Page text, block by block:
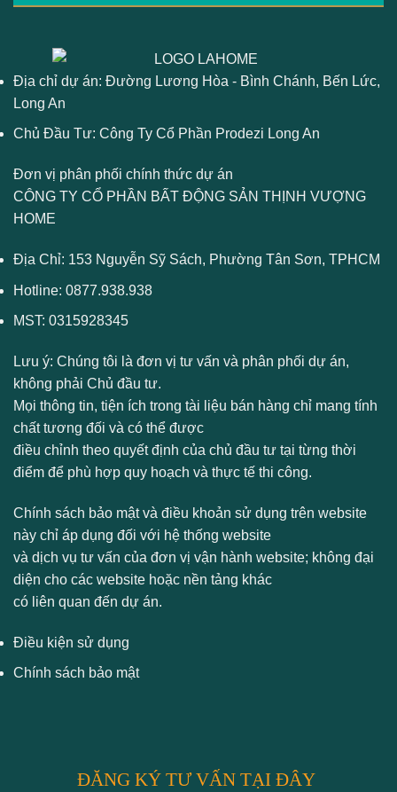
Địa chỉ dự án: Đường Lương Hòa - Bình Chánh, Bến Lức,
Long An
Chủ Đầu Tư: Công Ty Cổ Phần Prodezi Long An
Đơn vị phân phối chính thức dự án
CÔNG TY CỔ PHẦN BẤT ĐỘNG SẢN THỊNH VƯỢNG
HOME
Địa Chỉ: 153 Nguyễn Sỹ Sách, Phường Tân Sơn, TPHCM
Hotline: 0877.938.938
MST: 0315928345
Lưu ý: Chúng tôi là đơn vị tư vấn và phân phối dự án,
không phải Chủ đầu tư.
Mọi thông tin, tiện ích trong tài liệu bán hàng chỉ mang tính
chất tương đối và có thể được
điều chỉnh theo quyết định của chủ đầu tư tại từng thời
điểm để phù hợp quy hoạch và thực tế thi công.
Chính sách bảo mật và điều khoản sử dụng trên website
này chỉ áp dụng đối với hệ thống website
và dịch vụ tư vấn của đơn vị vận hành website; không đại
diện cho các website hoặc nền tảng khác
có liên quan đến dự án.
Điều kiện sử dụng
Chính sách bảo mật
ĐĂNG KÝ TƯ VẤN TẠI ĐÂY